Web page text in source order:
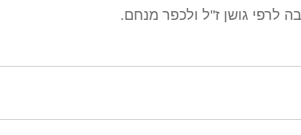
לרפי גושן ז"ל ולכפר מנחם.